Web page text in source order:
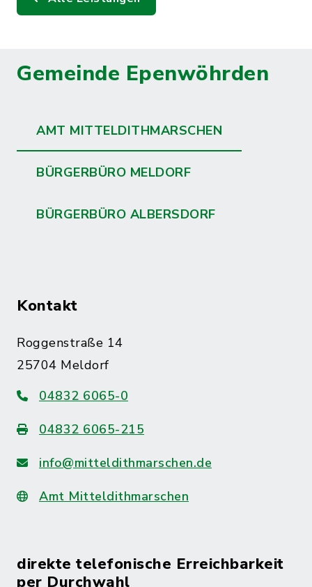
Gemeinde Epenwöhrden
AMT MITTELDITHMARSCHEN
BÜRGERBÜRO MELDORF
BÜRGERBÜRO ALBERSDORF
Kontakt
Roggenstraße 14
25704 Meldorf
04832 6065-0
04832 6065-215
info@mitteldithmarschen.de
Amt Mitteldithmarschen
direkte telefonische Erreichbarkeit
per Durchwahl